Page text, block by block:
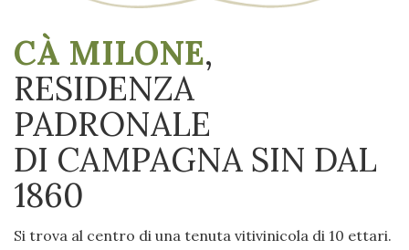
CÀ MILONE,
RESIDENZA
PADRONALE
DI CAMPAGNA SIN DAL
1860
Si trova al centro di una tenuta vitivinicola di 10 ettari.